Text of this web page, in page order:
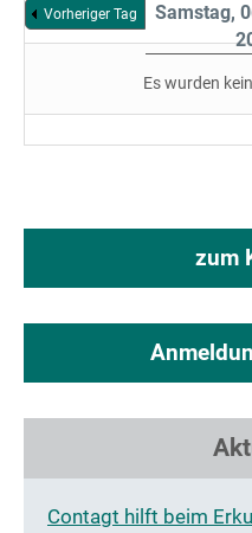
Vorheriger Tag
Samstag,
Es wurden
zum
Contagt hilft beim